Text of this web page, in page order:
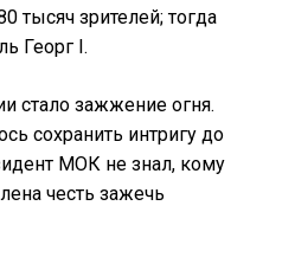
тысяч зрителей; тогда
Георг I.
стало зажжение огня.
сохранить интригу до
МОК не знал, кому
честь зажечь